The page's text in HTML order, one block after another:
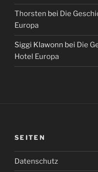
Thorsten bei Die
Europa
Siggi Klawonn bei Die
Hotel Europa
SEITEN
Datenschutz